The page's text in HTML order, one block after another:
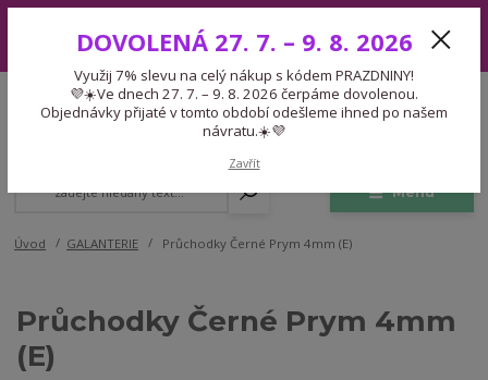
7. – 9. 8. 2026 čerpáme dovolenou. Objednávky přijaté v tomto období
odešleme ihned po našem návratu.☀️💜
Menu
CZK
Expedice 775 866 913
Po-Čt 9-15:30 Pá 9-14:30 Pauza 13-13:45
Úvod GALANTERIE Průchodky Černé Prym 4mm (E)
Průchodky Černé Prym 4mm
(E)
DOVOLENÁ 27. 7. – 9. 8. 2026
Využij 7% slevu na celý nákup s kódem PRAZDNINY!
💜☀️Ve dnech 27. 7. – 9. 8. 2026 čerpáme dovolenou.
Objednávky přijaté v tomto období odešleme ihned po našem
návratu.☀️💜
Zavřít